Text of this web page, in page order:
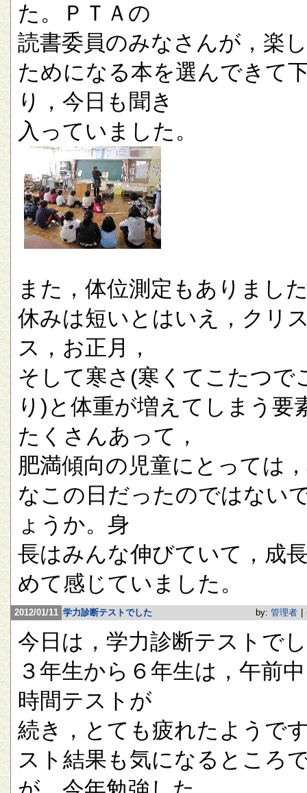
た。ＰＴＡの
読書委員のみなさんが，楽
ためになる本を選んできて
り，今日も聞き
入っていました。
また，体位測定もありまし
休みは短いとはいえ，クリ
ス，お正月，
そして寒さ(寒くてこたつで
り)と体重が増えてしまう要
たくさんあって，
肥満傾向の児童にとっては
なこの日だったのではない
ょうか。身
長はみんな伸びていて，成
めて感じていました。
2012/01/11 学力診断テストでした by: 管理者
今日は，学力診断テストで
３年生から６年生は，午前
時間テストが
続き，とても疲れたようで
スト結果も気になるところ